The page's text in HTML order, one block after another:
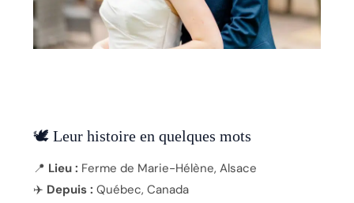
🕊️ Leur histoire en quelques mots
📍 Lieu : Ferme de Marie-Hélène, Alsace
✈️ Depuis : Québec, Canada